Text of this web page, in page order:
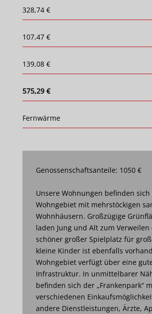
328,74 €
107,47 €
139,08 €
575,29 €
Fernwärme
Genossenschaftsanteile: 1050 €
Unsere Wohnungen befinden
Wohngebiet mit mehrstöckigen
Wohnhäusern. Großzügige
laden Jung und Alt zum Verweilen
schöner großer Spielplatz für
kleine Kinder ist ebenfalls
Wohngebiet verfügt über eine
Infrastruktur. In unmittelbarer
befinden sich der „Frankenpark“
verschiedenen
andere Dienstleistungen, Ärzte,